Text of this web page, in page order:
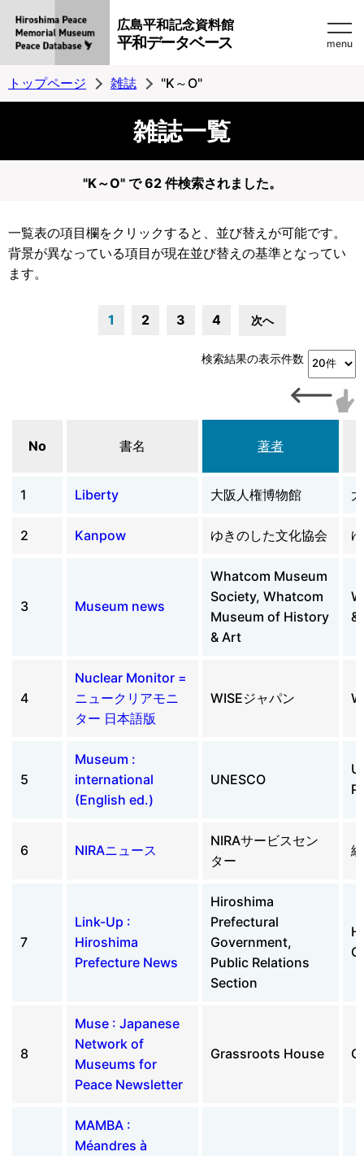
広島平和記念資料館
平和データベース menu
トップページ 雑誌 "K～O"
雑誌一覧
"K～O" で 62 件検索されました。
一覧表の項目欄をクリックすると、並び替えが可能です。
背景が異なっている項目が現在並び替えの基準となってい
ます。
1 2 3 4 次へ
検索結果の表示件数
No 書名 著者
1 Liberty 大阪人権博物館
2 Kanpow ゆきのした文化協会
3 Museum news
Whatcom Museum
Society, Whatcom
Museum of History
& Art
&
4
Nuclear Monitor =
ニュークリアモニ
ター 日本語版
WISEジャパン
5
Museum :
international
(English ed.)
UNESCO
6 NIRAニュース
NIRAサービスセン
ター
7
Link-Up :
Hiroshima
Prefecture News
Hiroshima
Prefectural
Government,
Public Relations
Section
8
Muse : Japanese
Network of
Museums for
Peace Newsletter
Grassroots House
MAMBA :
Méandres à